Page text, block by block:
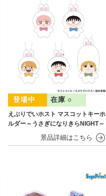
えぶりでいホスト マスコットキーホ
ルダー～うさぎになりきらNIGHT～
在庫 ○